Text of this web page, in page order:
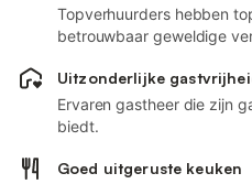
Topverhuurders hebben
betrouwbaar geweldige
Uitzonderlijke
Ervaren gastheer die zijn
biedt.
Goed uitgeruste keuken